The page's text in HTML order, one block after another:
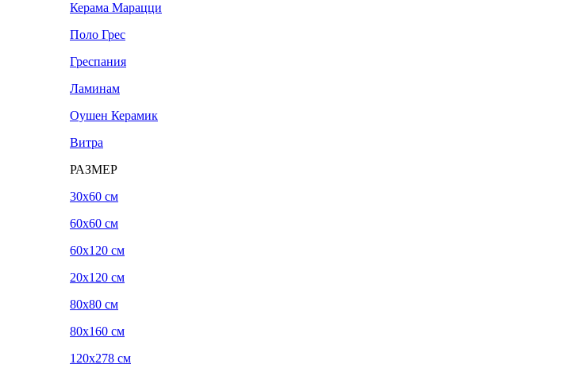
Керама Марацци
Поло Грес
Греспания
Ламинам
Оушен Керамик
Витра
РАЗМЕР
30x60 см
60x60 см
60x120 см
20х120 см
80x80 см
80x160 см
120х278 см